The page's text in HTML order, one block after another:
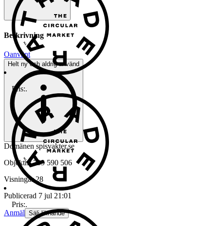
Beskrivning
Oanvänt
Helt ny och aldrig använd
Domänen spisvakter.se
Objektnr 739 590 506
Visningar 28
Publicerad 7 jul 21:01
Anmäl Sälj liknande
Pris:.
Pris:.